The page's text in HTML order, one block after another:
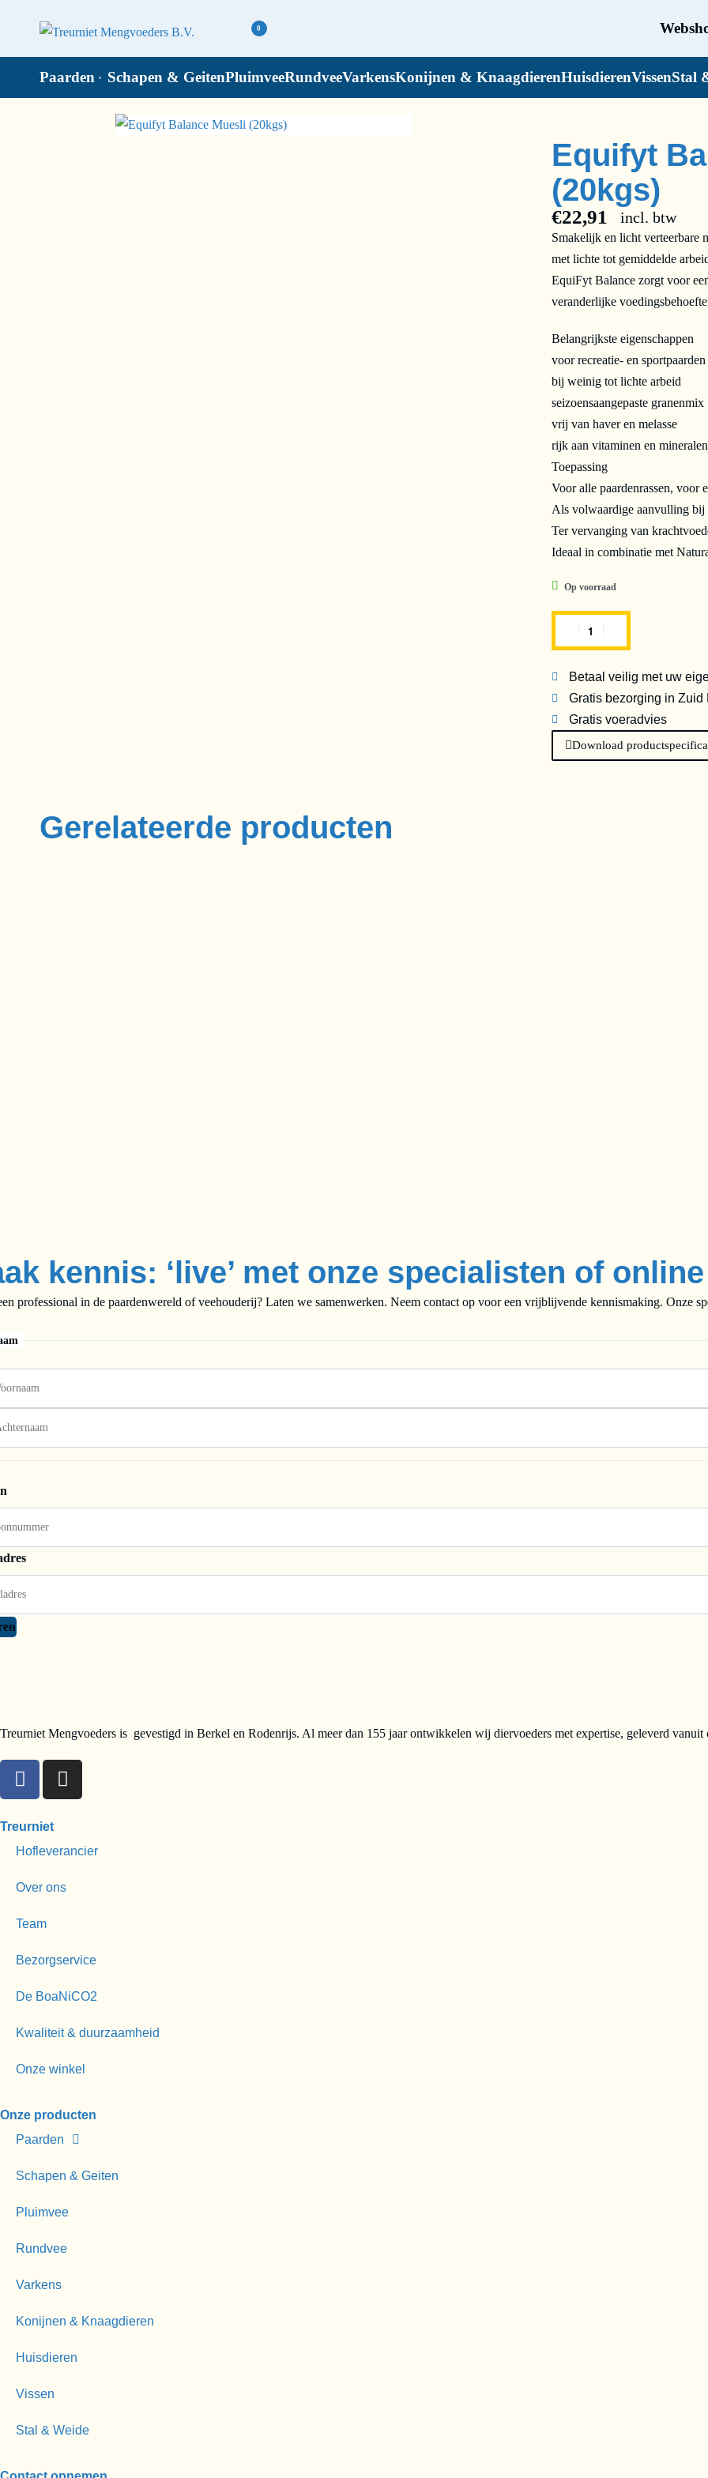
0
Paarden Schapen & GeitenPluimveeRundveeVarkensKonijnen & KnaagdierenHuisdierenVissenStal
Equifyt
(20kgs)
€22,91 incl. btw
Smakelijk en licht verteerbare
met lichte tot gemiddelde
EquiFyt Balance zorgt voor
veranderlijke
Belangrijkste eigenschappen
voor recreatie- en sportpaarden
bij weinig tot lichte arbeid
seizoensaangepaste granenmix
vrij van haver en melasse
rijk aan vitaminen en
Toepassing
Voor alle paardenrassen, voor
Als volwaardige aanvulling
Ter vervanging van
Ideaal in combinatie met
Op voorraad
Betaal veilig met uw
Gratis bezorging in
Gratis voeradvies
Download
Gerelateerde producten
kennis: ‘live’ met onze specialisten of
professional in de paardenwereld of veehouderij? Laten we samenwerken. Neem contact op voor een vrijblijvende kennismaking. Onze
Treurniet Mengvoeders is gevestigd in Berkel en Rodenrijs. Al meer dan 155 jaar ontwikkelen wij diervoeders met expertise, geleverd vanuit
Treurniet
Hofleverancier
Over ons
Team
Bezorgservice
De BoaNiCO2
Kwaliteit & duurzaamheid
Onze winkel
Onze producten
Paarden
Schapen & Geiten
Pluimvee
Rundvee
Varkens
Konijnen & Knaagdieren
Huisdieren
Vissen
Stal & Weide